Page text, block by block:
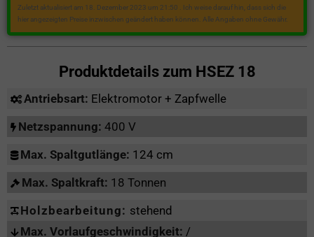
Zuletzt aktualisiert am 18. Dezember 2023 um 21:50 . Ich weise darauf hin, dass sich die
hier angezeigten Preise inzwischen geändert haben können. Alle Angaben ohne Gewähr.
Produktdetails zum HSEZ 18
Antriebsart: Elektromotor + Zapfwelle
Netzspannung: 400 V
Max. Spaltgutlänge: 124 cm
Max. Spaltkraft: 18 Tonnen
Holzbearbeitung: stehend
Max. Vorlaufgeschwindigkeit: /